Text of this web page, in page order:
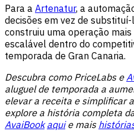
Para a Artenatur, a
decisões em vez de
construiu uma operação
escalável dentro do
temporada de Gran Canaria.
Descubra como PriceLabs e
aluguel de temporada a
elevar a receita e simplificar
explore a história completa
AvaiBook aquie mais